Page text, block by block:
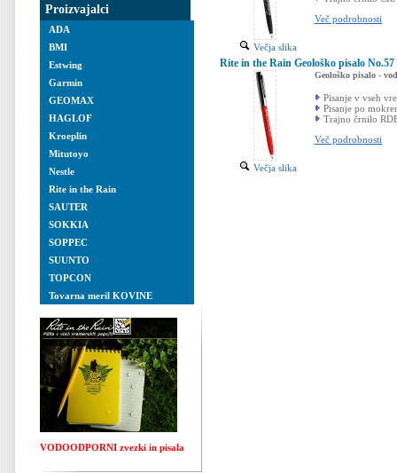
Proizvajalci
ADA
BMI
Estwing
Garmin
GEOMAX
HAGLOF
Kroeplin
Mitutoyo
Nestle
Rite in the Rain
SAUTER
SOKKIA
SOPPEC
SUUNTO
TOPCON
Tovarna meril KOVINE
VODOODPORNI zvezki in pisala
Večja slika
Več podrobnosti
Rite in the Rain Geološko pisalo
Večja slika
Geološko pisalo -
Pisanje v vseh
Pisanje po
Trajno črnilo
Več podrobnosti